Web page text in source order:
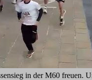
in der M60 freuen.